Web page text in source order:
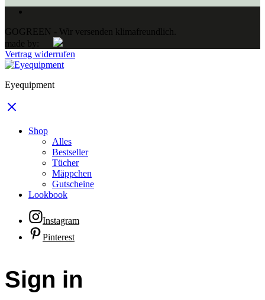
GOGREEN - Wir versenden klimafreundlich.
made by:
Vertrag widerrufen
Eyequipment
Shop
Alles
Bestseller
Tücher
Mäppchen
Gutscheine
Lookbook
Instagram
Pinterest
Sign in